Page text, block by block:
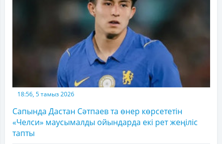
18:56, 5 тамыз 2026
Сапында Дастан Сәтпаев та өнер көрсететін
«Челси» маусымалды ойындарда екі рет жеңіліс
тапты